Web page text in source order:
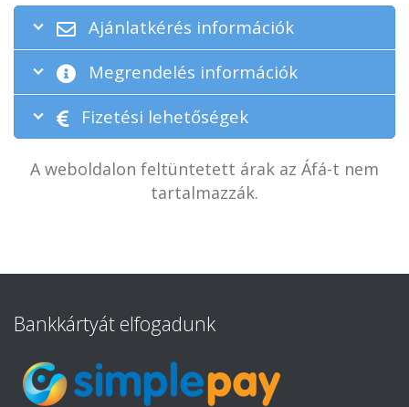
Ajánlatkérés információk
Megrendelés információk
Fizetési lehetőségek
A weboldalon feltüntetett árak az Áfá-t nem
tartalmazzák.
Bankkártyát elfogadunk